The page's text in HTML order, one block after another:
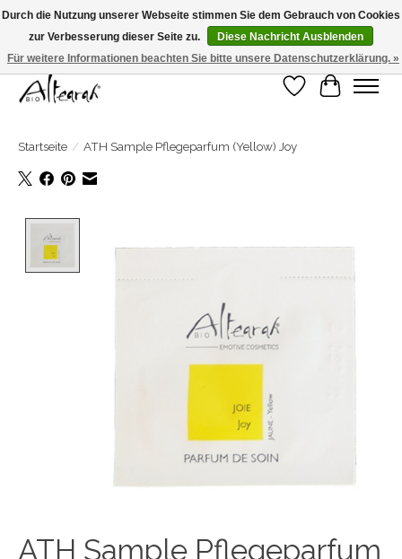
Sommerschließung >>> Wenn Sie in den Wochen 31-32-33 bestellen, wird Ihre
Bestellung in Woche 34 verschickt! <<<
Wunschzettel
Ihr
Startseite / ATH Sample Pflegeparfum (Yellow) Joy
ATH Sample Pflegeparfum
Durch die Nutzung unserer Webseite stimmen Sie dem Gebrauch von Cookies
zur Verbesserung dieser Seite zu.
Diese Nachricht Ausblenden
Für weitere Informationen beachten Sie bitte unsere Datenschutzerklärung. »